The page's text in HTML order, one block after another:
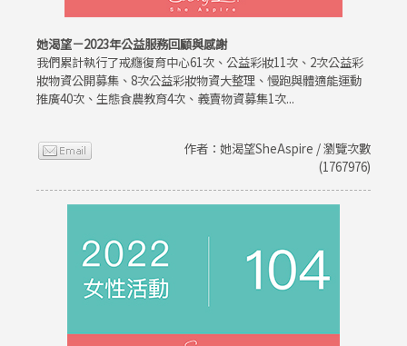
她渴望－2023年公益服務回顧與感謝
我們累計執行了戒癮復育中心61次、公益彩妝11次、2次公益彩
妝物資公開募集、8次公益彩妝物資大整理、慢跑與體適能運動
推廣40次、生態食農教育4次、義賣物資募集1次...
作者：她渴望SheAspire / 瀏覽次數
(1767976)